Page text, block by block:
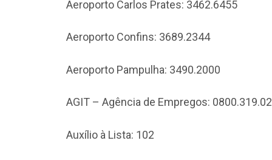
Aeroporto Carlos Prates: 3462.6455
Aeroporto Confins: 3689.2344
Aeroporto Pampulha: 3490.2000
AGIT – Agência de Empregos:
Auxílio à Lista: 102